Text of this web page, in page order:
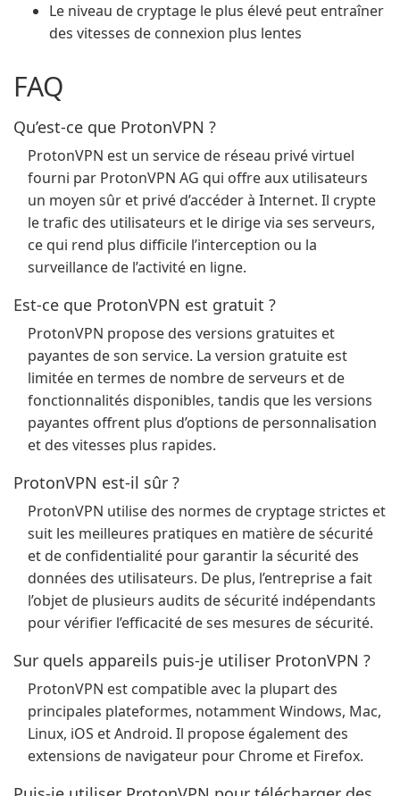
Le niveau de cryptage le plus élevé peut entraîner
des vitesses de connexion plus lentes
FAQ
Qu’est-ce que ProtonVPN ?
ProtonVPN est un service de réseau privé virtuel
fourni par ProtonVPN AG qui offre aux utilisateurs
un moyen sûr et privé d’accéder à Internet. Il crypte
le trafic des utilisateurs et le dirige via ses serveurs,
ce qui rend plus difficile l’interception ou la
surveillance de l’activité en ligne.
Est-ce que ProtonVPN est gratuit ?
ProtonVPN propose des versions gratuites et
payantes de son service. La version gratuite est
limitée en termes de nombre de serveurs et de
fonctionnalités disponibles, tandis que les versions
payantes offrent plus d’options de personnalisation
et des vitesses plus rapides.
ProtonVPN est-il sûr ?
ProtonVPN utilise des normes de cryptage strictes et
suit les meilleures pratiques en matière de sécurité
et de confidentialité pour garantir la sécurité des
données des utilisateurs. De plus, l’entreprise a fait
l’objet de plusieurs audits de sécurité indépendants
pour vérifier l’efficacité de ses mesures de sécurité.
Sur quels appareils puis-je utiliser ProtonVPN ?
ProtonVPN est compatible avec la plupart des
principales plateformes, notamment Windows, Mac,
Linux, iOS et Android. Il propose également des
extensions de navigateur pour Chrome et Firefox.